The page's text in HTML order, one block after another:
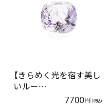
【きらめく光を宿す美し
いルー…
7700円 (税込)